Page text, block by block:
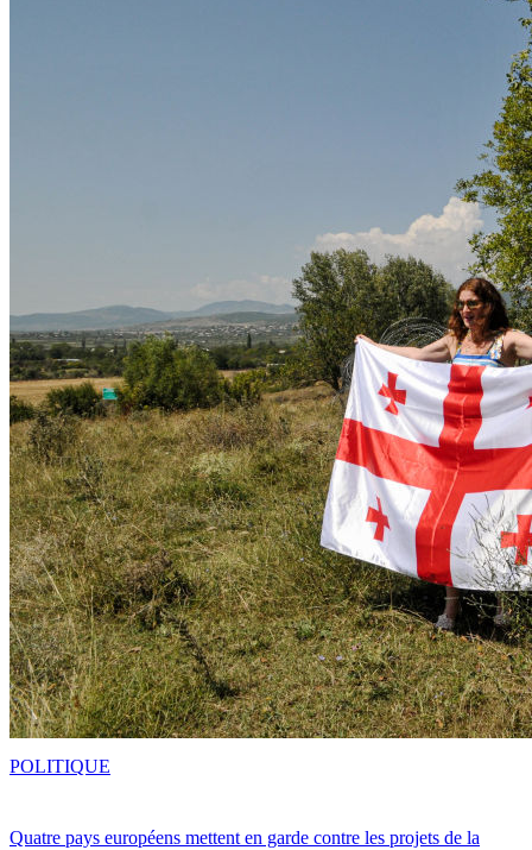
Quatre pays européens mettent en garde contre les projets de la
POLITIQUE